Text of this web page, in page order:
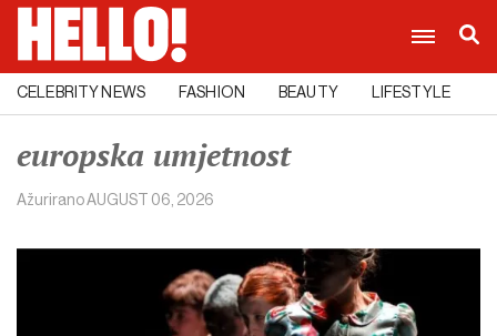
CELEBRITY NEWS FASHION BEAUTY LIFESTYLE
europska umjetnost
AžuriranoAUGUST 06, 2026